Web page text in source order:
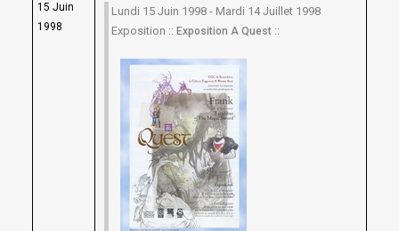
15 Juin
1998
Lundi 15 Juin 1998 - Mardi 14 Juillet 1998
Exposition :: Exposition A Quest ::